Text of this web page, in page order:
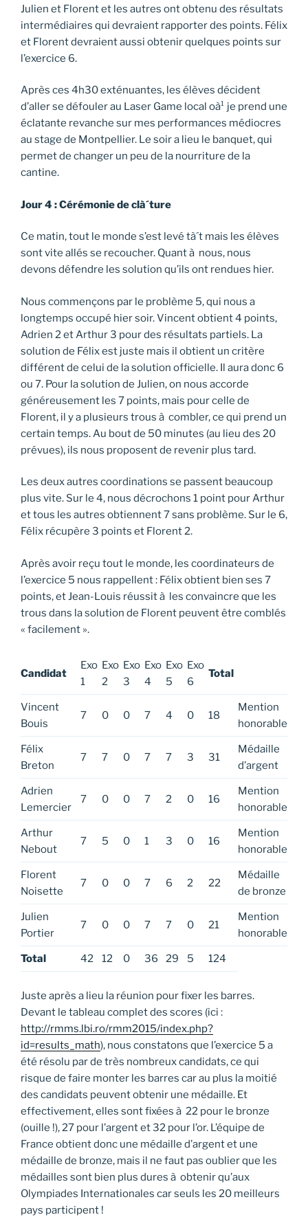
Julien et Florent et les autres ont obtenu des résultats
intermédiaires qui devraient rapporter des points. Félix
et Florent devraient aussi obtenir quelques points sur
l’exercice 6.
Après ces 4h30 exténuantes, les élèves décident
d’aller se défouler au Laser Game local oà¹ je prend une
éclatante revanche sur mes performances médiocres
au stage de Montpellier. Le soir a lieu le banquet, qui
permet de changer un peu de la nourriture de la
cantine.
Jour 4 : Cérémonie de clà´ture
Ce matin, tout le monde s’est levé tà´t mais les élèves
sont vite allés se recoucher. Quant à nous, nous
devons défendre les solution qu’ils ont rendues hier.
Nous commençons par le problème 5, qui nous a
longtemps occupé hier soir. Vincent obtient 4 points,
Adrien 2 et Arthur 3 pour des résultats partiels. La
solution de Félix est juste mais il obtient un critère
différent de celui de la solution officielle. Il aura donc 6
ou 7. Pour la solution de Julien, on nous accorde
généreusement les 7 points, mais pour celle de
Florent, il y a plusieurs trous à combler, ce qui prend un
certain temps. Au bout de 50 minutes (au lieu des 20
prévues), ils nous proposent de revenir plus tard.
Les deux autres coordinations se passent beaucoup
plus vite. Sur le 4, nous décrochons 1 point pour Arthur
et tous les autres obtiennent 7 sans problème. Sur le 6,
Félix récupère 3 points et Florent 2.
Après avoir reçu tout le monde, les coordinateurs de
l’exercice 5 nous rappellent : Félix obtient bien ses 7
points, et Jean-Louis réussit à les convaincre que les
trous dans la solution de Florent peuvent être comblés
« facilement ».
Candidat
Exo
1
Exo
2
Exo
3
Exo
4
Exo
5
Exo
6
Total
Vincent
Bouis
7 0 0 7 4 0 18
Mention
honorable
Félix
Breton
7 7 0 7 7 3 31
Médaille
d’argent
Adrien
Lemercier
7 0 0 7 2 0 16
Mention
honorable
Arthur
Nebout
7 5 0 1 3 0 16
Mention
honorable
Florent
Noisette
7 0 0 7 6 2 22
Médaille
de bronze
Julien
Portier
7 0 0 7 7 0 21
Mention
honorable
Total 42 12 0 36 29 5 124
Juste après a lieu la réunion pour fixer les barres.
Devant le tableau complet des scores (ici :
http://rmms.lbi.ro/rmm2015/index.php?
id=results_math), nous constatons que l’exercice 5 a
été résolu par de très nombreux candidats, ce qui
risque de faire monter les barres car au plus la moitié
des candidats peuvent obtenir une médaille. Et
effectivement, elles sont fixées à 22 pour le bronze
(ouille !), 27 pour l’argent et 32 pour l’or. L’équipe de
France obtient donc une médaille d’argent et une
médaille de bronze, mais il ne faut pas oublier que les
médailles sont bien plus dures à obtenir qu’aux
Olympiades Internationales car seuls les 20 meilleurs
pays participent !